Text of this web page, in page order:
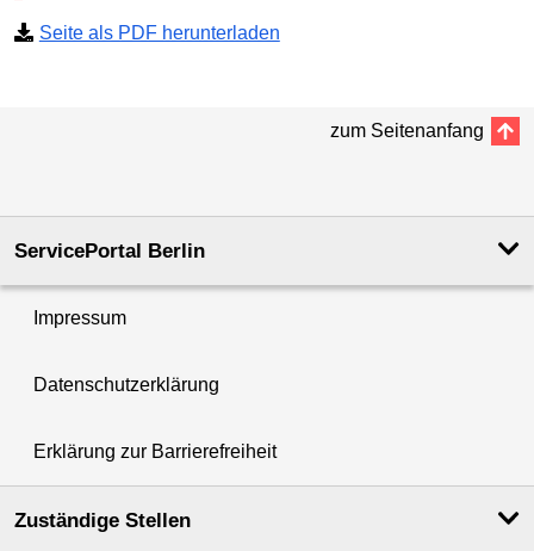
Seite als PDF herunterladen
zum Seitenanfang
ServicePortal Berlin
Impressum
Datenschutzerklärung
Erklärung zur Barrierefreiheit
Zuständige Stellen